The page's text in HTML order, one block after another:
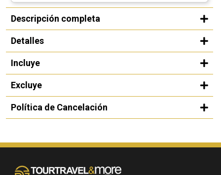
Descripción completa
Detalles
Incluye
Excluye
Política de Cancelación